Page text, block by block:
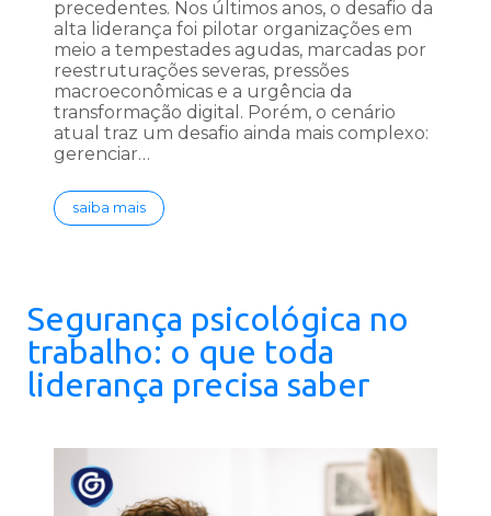
precedentes. Nos últimos anos, o desafio da
alta liderança foi pilotar organizações em
meio a tempestades agudas, marcadas por
reestruturações severas, pressões
macroeconômicas e a urgência da
transformação digital. Porém, o cenário
atual traz um desafio ainda mais complexo:
gerenciar…
saiba mais
Segurança psicológica no
trabalho: o que toda
liderança precisa saber